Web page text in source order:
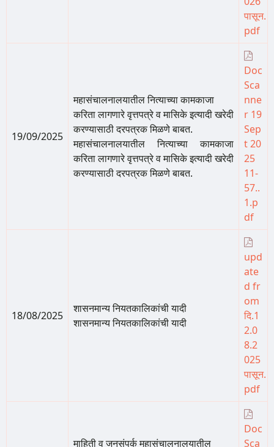
पासून.
pdf
19/09/2025
महासंचालनालयातील नित्याच्या कामकाजा
करिता लागणारे वृत्तपत्रे व मासिके इत्यादी खरेदी
करण्यासाठी दरपत्रक मिळणे बाबत.
महासंचालनालयातील नित्याच्या कामकाजा
करिता लागणारे वृत्तपत्रे व मासिके इत्यादी खरेदी
करण्यासाठी दरपत्रक मिळणे बाबत.
Doc
Sca
nne
r 19
Sep
t 20
25
11-
57..
1.p
df
18/08/2025
शासनमान्य नियतकालिकांची यादी
शासनमान्य नियतकालिकांची यादी
upd
ate
d fr
om
दि.1
2.0
8.2
025
पासून.
pdf
माहिती व जनसंपर्क महासंचालनालयातील
Doc
Sca